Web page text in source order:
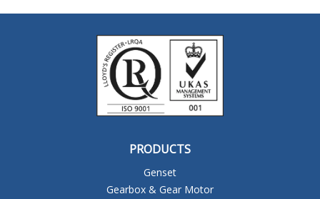
PRODUCTS
Genset
Gearbox & Gear Motor